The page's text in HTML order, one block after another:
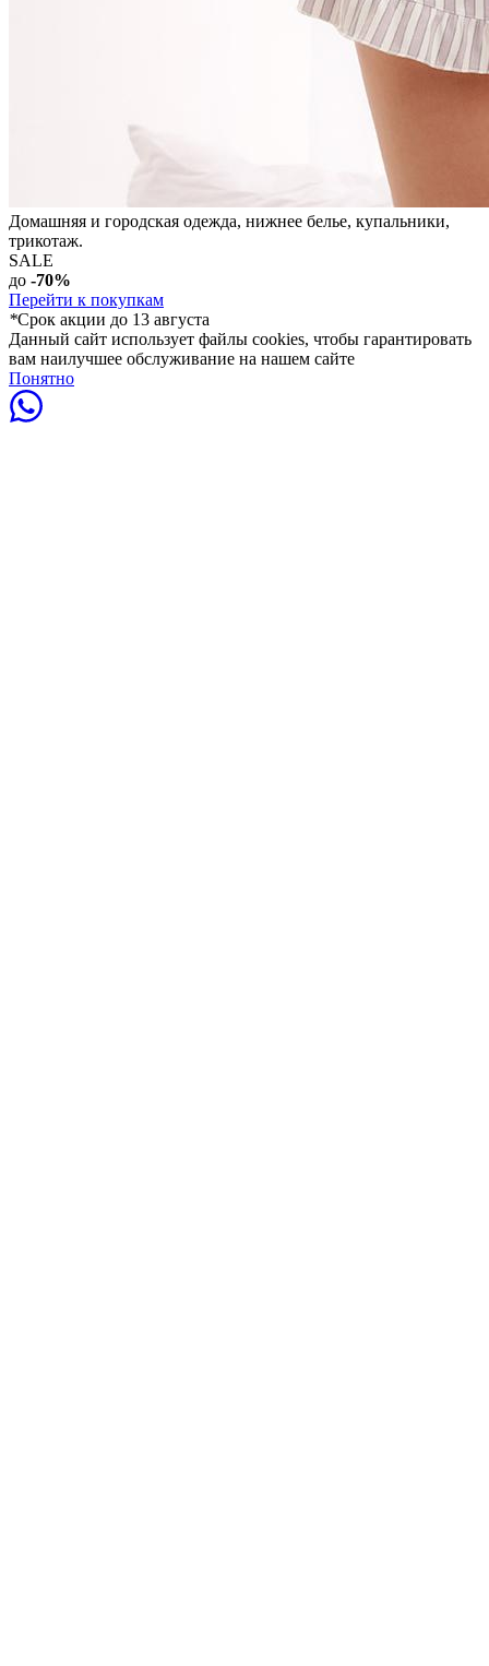
Домашняя и городская одежда, нижнее белье, купальники,
трикотаж.
SALE
до -70%
Перейти к покупкам
*Срок акции до 13 августа
Данный сайт использует файлы cookies, чтобы гарантировать
вам наилучшее обслуживание на нашем сайте
Понятно